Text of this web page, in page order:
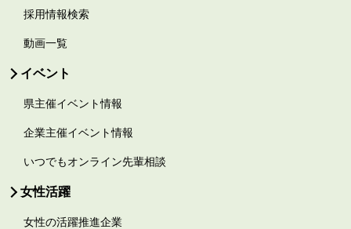
採用情報検索
動画一覧
イベント
県主催イベント情報
企業主催イベント情報
いつでもオンライン先輩相談
女性活躍
女性の活躍推進企業